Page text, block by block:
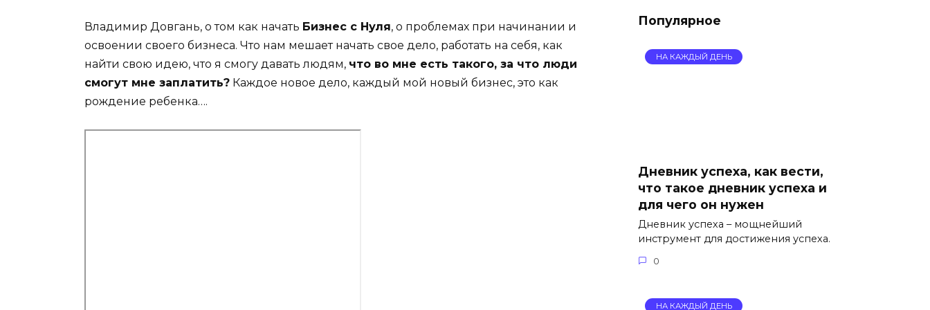
Владимир Довгань, о том как начать Бизнес с Нуля, о проблемах при начинании и
освоении своего бизнеса. Что нам мешает начать свое дело, работать на себя, как
найти свою идею, что я смогу давать людям, что во мне есть такого, за что люди
смогут мне заплатить? Каждое новое дело, каждый мой новый бизнес, это как
рождение ребенка….
Популярное
НА КАЖДЫЙ ДЕНЬ
Дневник успеха, как вести,
что такое дневник успеха и
для чего он нужен
Дневник успеха – мощнейший
инструмент для достижения успеха.
0
НА КАЖДЫЙ ДЕНЬ